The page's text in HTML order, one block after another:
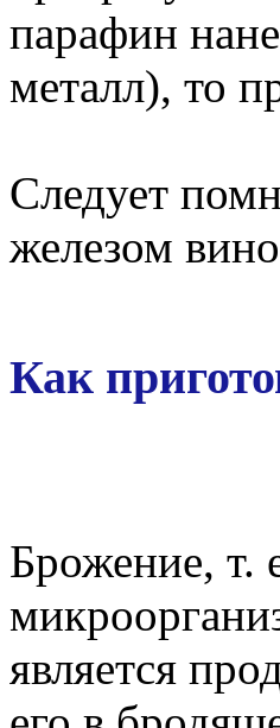
парафин
металл), то
Следует
железом
Как
Брожение, т.
является